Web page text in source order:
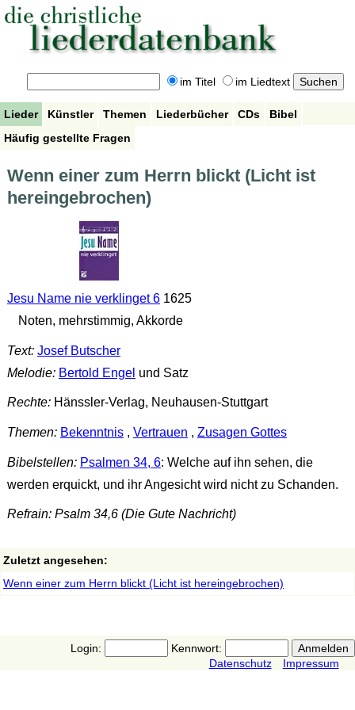
im Titel im Liedtext
Lieder Künstler Themen Liederbücher CDs
Bibel
Häufig gestellte Fragen
Wenn einer zum Herrn blickt (Licht ist
hereingebrochen)
Jesu Name nie verklinget 61625
Noten, mehrstimmig, Akkorde
Text: Josef Butscher
Melodie: Bertold Engel und Satz
Rechte:Hänssler-Verlag, Neuhausen-Stuttgart
Themen: Bekenntnis, Vertrauen , Zusagen Gottes
Bibelstellen: Psalmen 34, 6: Welche auf ihn sehen, die
werden erquickt, und ihr Angesicht wird nicht zu Schanden.
Refrain: Psalm 34,6 (Die Gute Nachricht)
Zuletzt angesehen:
Wenn einer zum Herrn blickt (Licht ist hereingebrochen)
Login:
Kennwort:
Datenschutz
Impressum